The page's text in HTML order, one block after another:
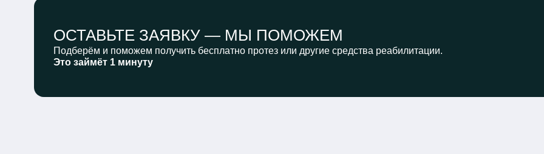
ОСТАВЬТЕ ЗАЯВКУ — МЫ ПОМОЖЕМ
Подберём и поможем получить бесплатно протез или другие средства реабилитации.
Это займёт 1 минуту